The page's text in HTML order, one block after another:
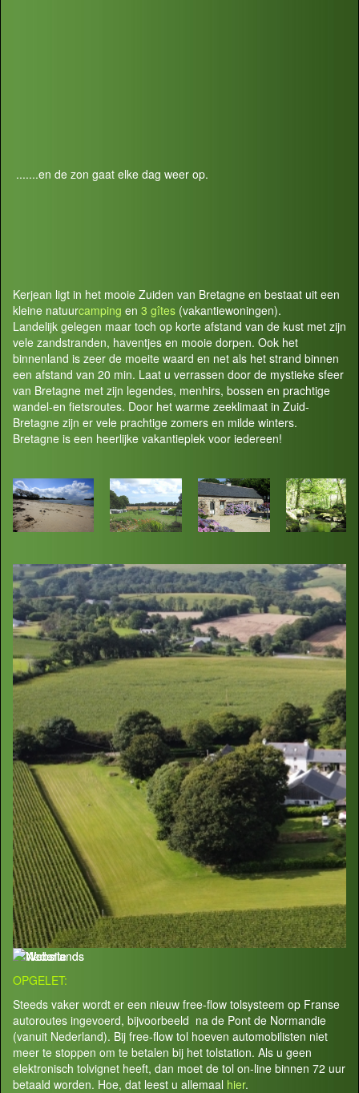
.......en de zon gaat elke dag weer op.
Kerjean ligt in het mooie Zuiden van Bretagne en bestaat uit een
kleine natuurcamping en 3 gîtes (vakantiewoningen).
Landelijk gelegen maar toch op korte afstand van de kust met zijn
vele zandstranden, haventjes en mooie dorpen. Ook het
binnenland is zeer de moeite waard en net als het strand binnen
een afstand van 20 min. Laat u verrassen door de mystieke sfeer
van Bretagne met zijn legendes, menhirs, bossen en prachtige
wandel-en fietsroutes. Door het warme zeeklimaat in Zuid-
Bretagne zijn er vele prachtige zomers en milde winters.
Bretagne is een heerlijke vakantieplek voor iedereen!
OPGELET:
Steeds vaker wordt er een nieuw free-flow tolsysteem op Franse
autoroutes ingevoerd, bijvoorbeeld na de Pont de Normandie
(vanuit Nederland). Bij free-flow tol hoeven automobilisten niet
meer te stoppen om te betalen bij het tolstation. Als u geen
elektronisch tolvignet heeft, dan moet de tol on-line binnen 72 uur
betaald worden. Hoe, dat leest u allemaal hier.